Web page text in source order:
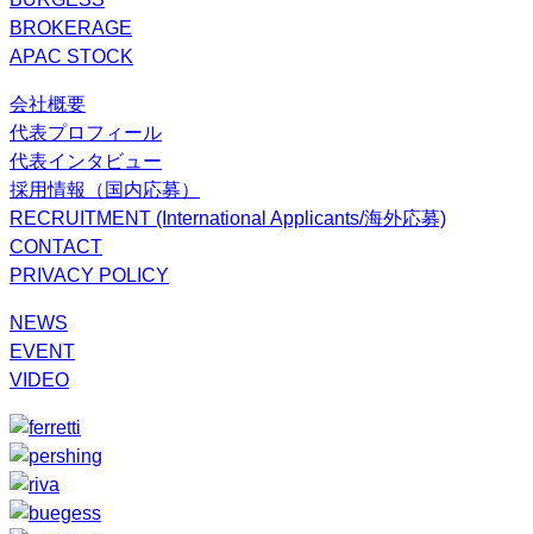
BROKERAGE
APAC STOCK
会社概要
代表プロフィール
代表インタビュー
採用情報（国内応募）
RECRUITMENT (International Applicants/海外応募)
CONTACT
PRIVACY POLICY
NEWS
EVENT
VIDEO